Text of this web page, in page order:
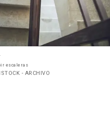
escaleras
- ARCHIVO